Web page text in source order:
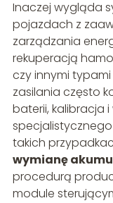
Inaczej wygląda
pojazdach z
zarządzania
rekuperacją
czy innymi typami
zasilania często
baterii, kalibracja
takich
wymianę
procedurą
module